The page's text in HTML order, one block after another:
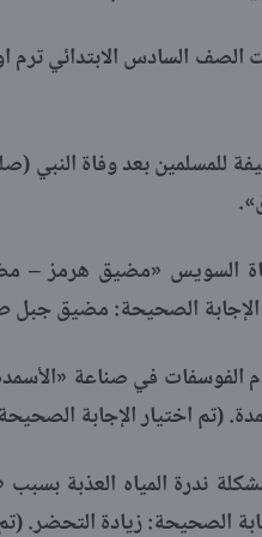
للمسلمين بعد وفاة النبي
السويس «مضيق هرمز –
الإجابة الصحيحة: مضيق
في صناعة «الأسمدة –
(تم اختيار الإجابة
ندرة المياه العذبة
الصحيحة: زيادة التحضر.